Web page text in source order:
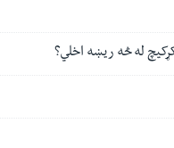
له څه ریښه اخلي؟